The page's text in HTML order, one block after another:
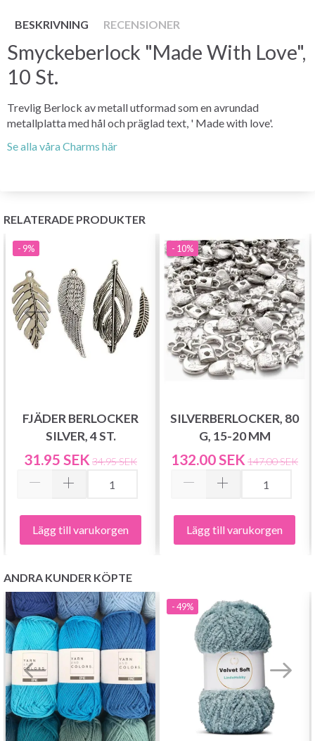
BESKRIVNING RECENSIONER
Smyckeberlock "Made With Love",
10 St.
Trevlig Berlock av metall utformad som en avrundad
metallplatta med hål och präglad text, ' Made with love'.
Se alla våra Charms här
RELATERADE PRODUKTER
- 9%
FJÄDER BERLOCKER
SILVER, 4 ST.
31.95 SEK 34.95 SEK
Lägg till varukorgen
- 10%
SILVERBERLOCKER, 80
G, 15-20 MM
132.00 SEK 147.00 SEK
Lägg till varukorgen
ANDRA KUNDER KÖPTE
- 49%